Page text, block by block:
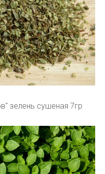
зелень сушеная 7гр